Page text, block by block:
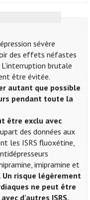
sévère
des effets néfastes
brutale
être évitée.
autant que possible
pendant toute la
être exclu avec
des données aux
les ISRS fluoxétine,
imipramine et
Un risque légèrement
ne peut être
d'autres ISRS.